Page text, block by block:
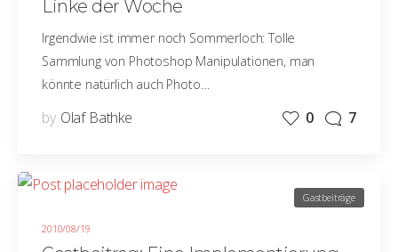
Linke der Woche
Irgendwie ist immer noch Sommerloch: Tolle
Sammlung von Photoshop Manipulationen, man
könnte natürlich auch Photo…
by Olaf Bathke 0 7
2010/08/19
Gastbeiträge